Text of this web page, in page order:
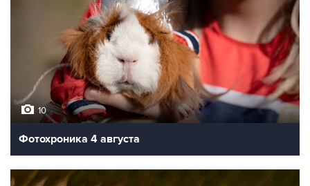
10
Фотохроника 4 августа